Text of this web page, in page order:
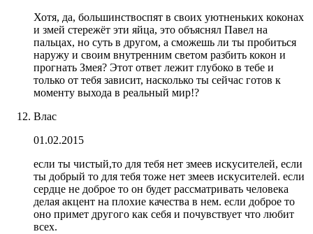
Хотя, да, большинствоспят в своих уютненьких коконах
и змей стережёт эти яйца, это объяснял Павел на
пальцах, но суть в другом, а сможешь ли ты пробиться
наружу и своим внутренним светом разбить кокон и
прогнать Змея? Этот ответ лежит глубоко в тебе и
только от тебя зависит, насколько ты сейчас готов к
моменту выхода в реальный мир!?
Влас
01.02.2015
если ты чистый,то для тебя нет змеев искусителей, если
ты добрый то для тебя тоже нет змеев искусителей. если
сердце не доброе то он будет рассматривать человека
делая акцент на плохие качества в нем. если доброе то
оно примет другого как себя и почувствует что любит
всех.